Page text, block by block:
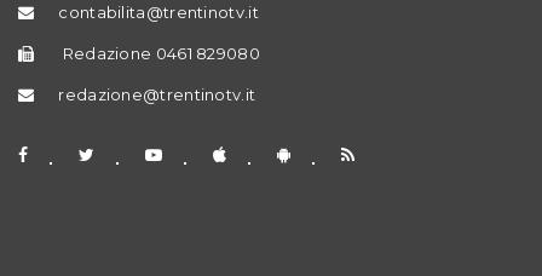
contabilita@trentinotv.it
Redazione 0461 829080
redazione@trentinotv.it